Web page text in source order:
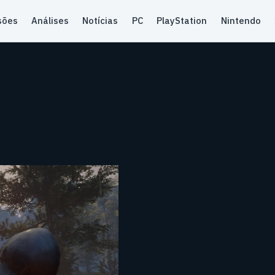
Análises Notícias PC PlayStation Nintendo